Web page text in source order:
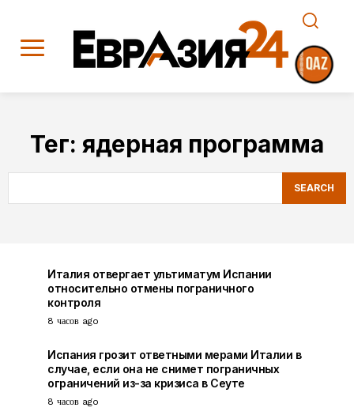
Тег: ядерная программа
SEARCH
Италия отвергает ультиматум Испании
относительно отмены пограничного
контроля
8 часов ago
Испания грозит ответными мерами Италии в
случае, если она не снимет пограничных
ограничений из-за кризиса в Сеуте
8 часов ago